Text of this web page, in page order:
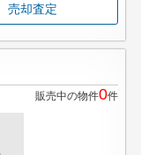
売却査定
販売中の物件0件